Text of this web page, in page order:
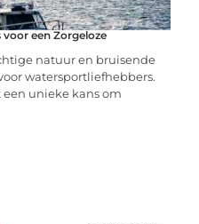
een Zorgeloze
natuur en bruisende
watersportliefhebbers.
unieke kans om